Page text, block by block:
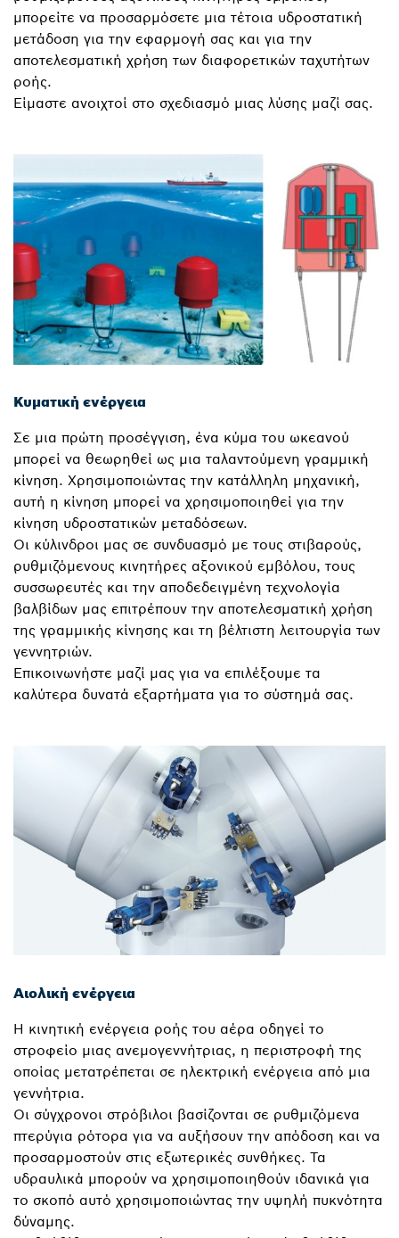
μπορείτε να προσαρμόσετε μια τέτοια υδροστατική
μετάδοση για την εφαρμογή σας και για την
αποτελεσματική χρήση των διαφορετικών ταχυτήτων
ροής.
Είμαστε ανοιχτοί στο σχεδιασμό μιας λύσης μαζί σας.
Κυματική ενέργεια
Σε μια πρώτη προσέγγιση, ένα κύμα του ωκεανού
μπορεί να θεωρηθεί ως μια ταλαντούμενη γραμμική
κίνηση. Χρησιμοποιώντας την κατάλληλη μηχανική,
αυτή η κίνηση μπορεί να χρησιμοποιηθεί για την
κίνηση υδροστατικών μεταδόσεων.
Οι κύλινδροι μας σε συνδυασμό με τους στιβαρούς,
ρυθμιζόμενους κινητήρες αξονικού εμβόλου, τους
συσσωρευτές και την αποδεδειγμένη τεχνολογία
βαλβίδων μας επιτρέπουν την αποτελεσματική χρήση
της γραμμικής κίνησης και τη βέλτιστη λειτουργία των
γεννητριών.
Επικοινωνήστε μαζί μας για να επιλέξουμε τα
καλύτερα δυνατά εξαρτήματα για το σύστημά σας.
Αιολική ενέργεια
Η κινητική ενέργεια ροής του αέρα οδηγεί το
στροφείο μιας ανεμογεννήτριας, η περιστροφή της
οποίας μετατρέπεται σε ηλεκτρική ενέργεια από μια
γεννήτρια.
Οι σύγχρονοι στρόβιλοι βασίζονται σε ρυθμιζόμενα
πτερύγια ρότορα για να αυξήσουν την απόδοση και να
προσαρμοστούν στις εξωτερικές συνθήκες. Τα
υδραυλικά μπορούν να χρησιμοποιηθούν ιδανικά για
το σκοπό αυτό χρησιμοποιώντας την υψηλή πυκνότητα
δύναμης.